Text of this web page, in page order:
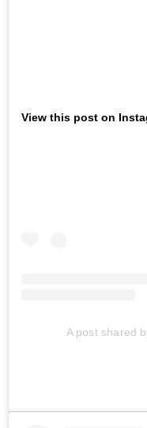
View this post on
A post shared